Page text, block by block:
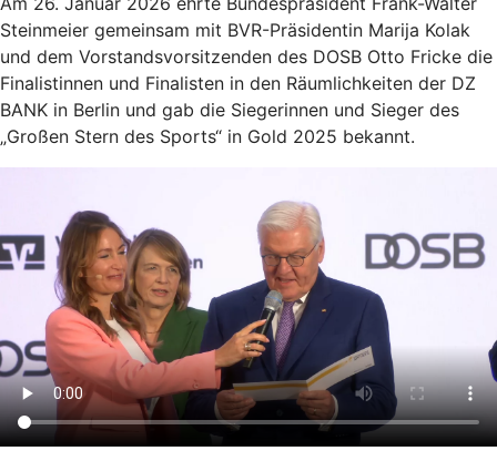
Steinmeier gemeinsam mit BVR-Präsidentin Marija Kolak
und dem Vorstandsvorsitzenden des DOSB Otto Fricke die
Finalistinnen und Finalisten in den Räumlichkeiten der DZ
BANK in Berlin und gab die Siegerinnen und Sieger des
„Großen Stern des Sports“ in Gold 2025 bekannt.